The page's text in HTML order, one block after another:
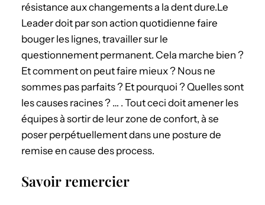
résistance aux changements a la dent dure.Le
Leader doit par son action quotidienne faire
bouger les lignes, travailler sur le
questionnement permanent. Cela marche bien ?
Et comment on peut faire mieux ? Nous ne
sommes pas parfaits ? Et pourquoi ? Quelles sont
les causes racines ? … . Tout ceci doit amener les
équipes à sortir de leur zone de confort, à se
poser perpétuellement dans une posture de
remise en cause des process.
Savoir remercier